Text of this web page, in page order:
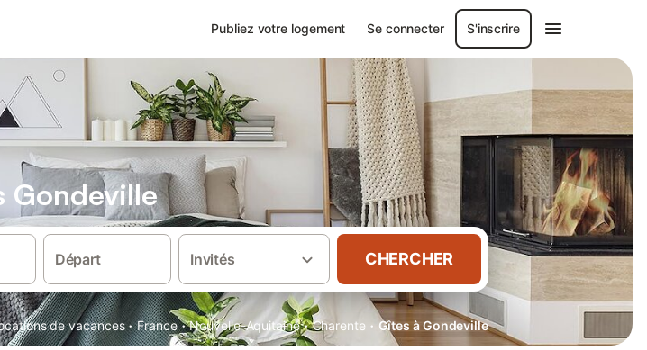
Publiez votre logement Se connecter S'inscrire
Gondeville
Départ Invités CHERCHER
de vacances · France · Nouvelle-Aquitaine · Charente · Gîtes à Gondeville